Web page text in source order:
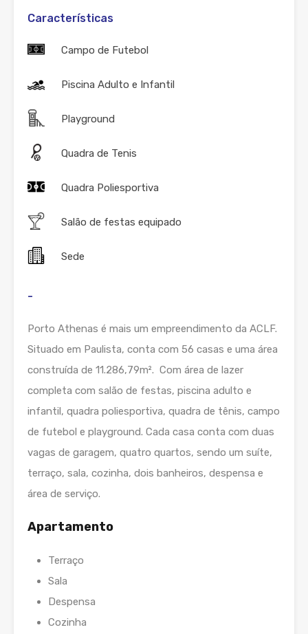
Características
Campo de Futebol
Piscina Adulto e Infantil
Playground
Quadra de Tenis
Quadra Poliesportiva
Salão de festas equipado
Sede
-
Porto Athenas é mais um empreendimento da ACLF.
Situado em Paulista, conta com 56 casas e uma área
construída de 11.286,79m². Com área de lazer
completa com salão de festas, piscina adulto e
infantil, quadra poliesportiva, quadra de tênis, campo
de futebol e playground. Cada casa conta com duas
vagas de garagem, quatro quartos, sendo um suíte,
terraço, sala, cozinha, dois banheiros, despensa e
área de serviço.
Apartamento
Terraço
Sala
Despensa
Cozinha